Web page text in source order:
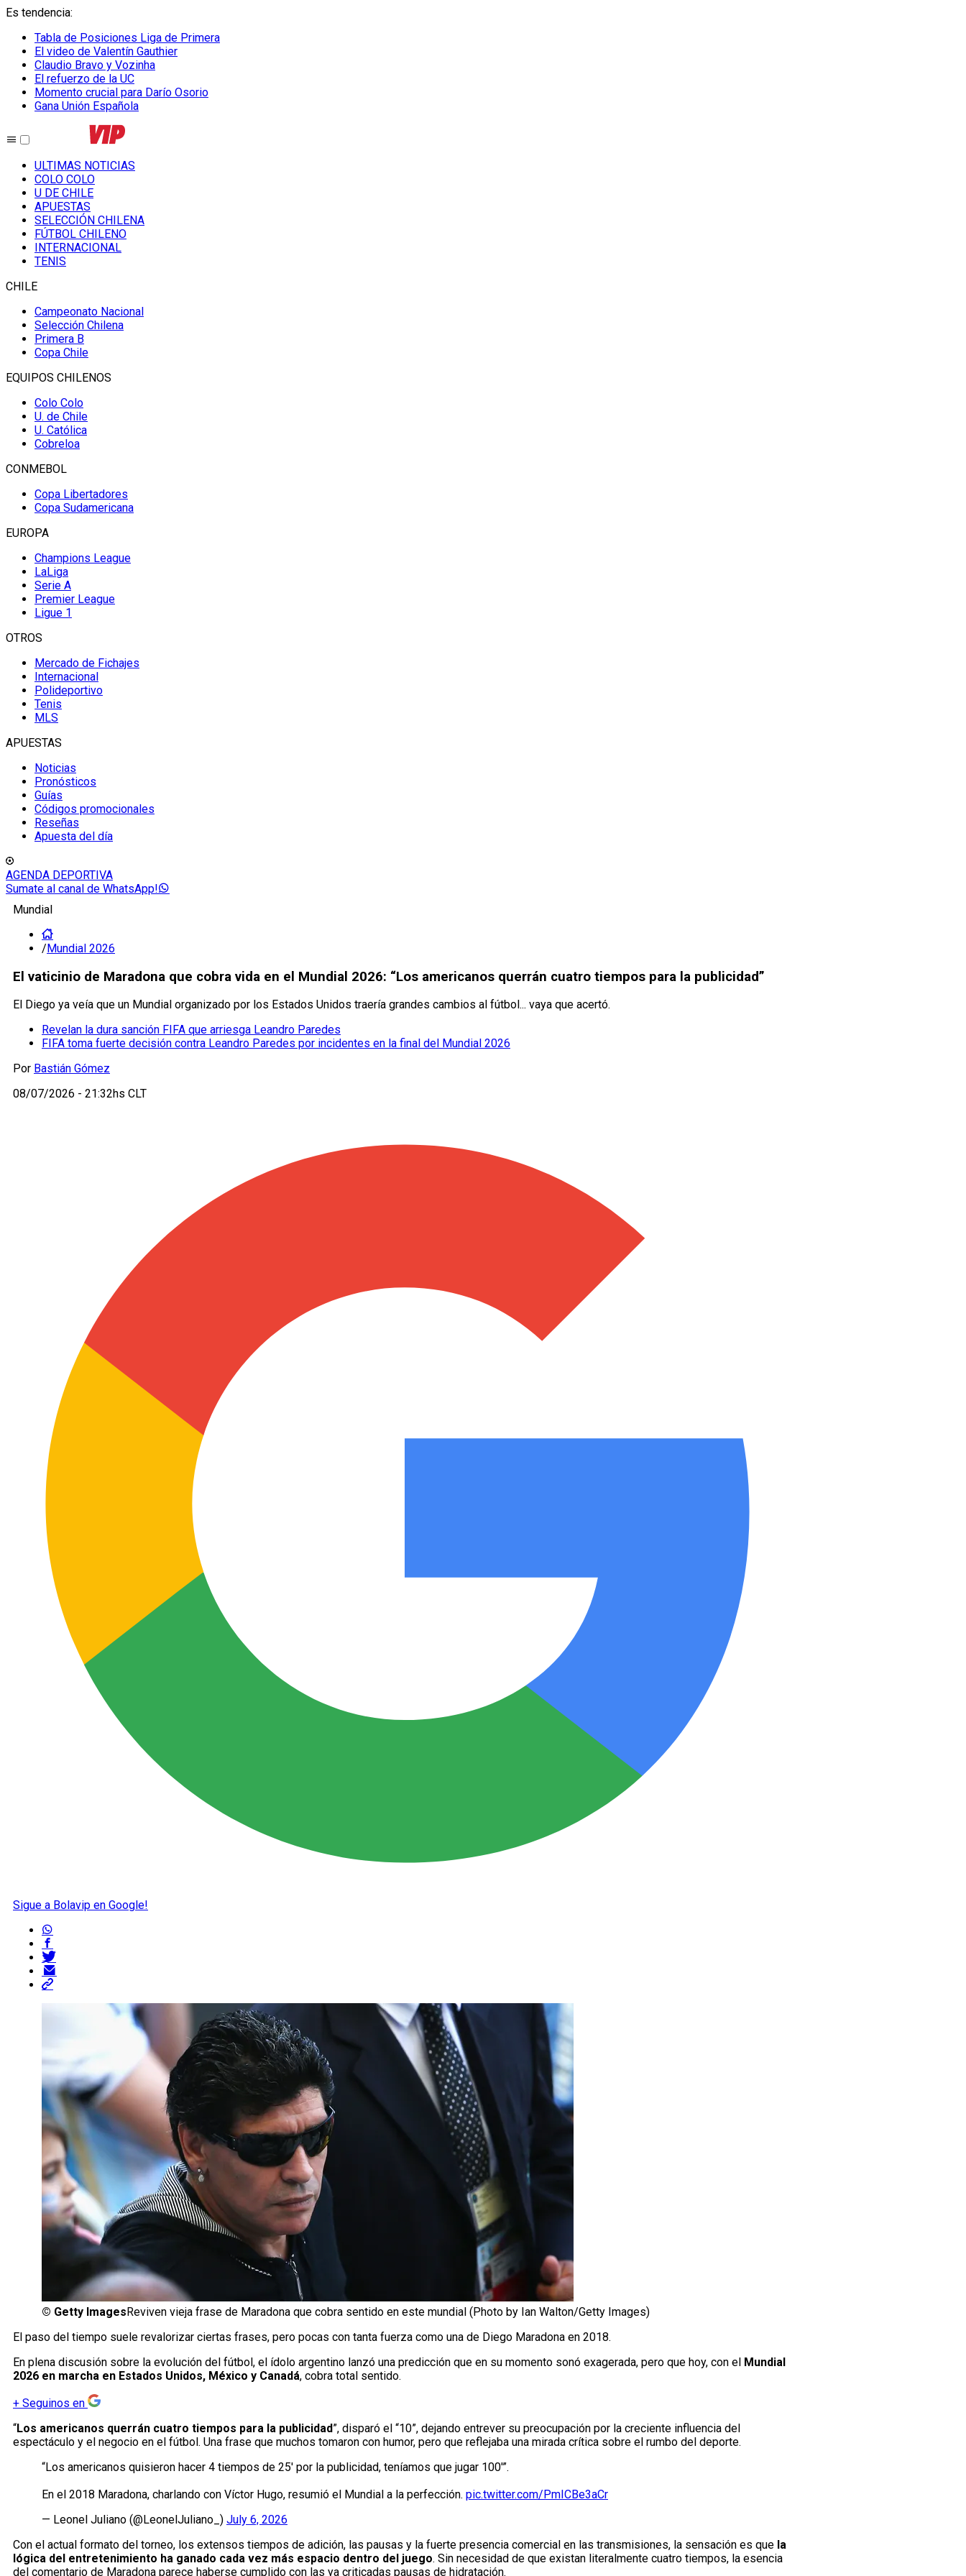
Es tendencia:
Tabla de Posiciones Liga de Primera
El video de Valentín Gauthier
Claudio Bravo y Vozinha
El refuerzo de la UC
Momento crucial para Darío Osorio
Gana Unión Española
ULTIMAS NOTICIAS
COLO COLO
U DE CHILE
APUESTAS
SELECCIÓN CHILENA
FÚTBOL CHILENO
INTERNACIONAL
TENIS
CHILE
Campeonato Nacional
Selección Chilena
Primera B
Copa Chile
EQUIPOS CHILENOS
Colo Colo
U. de Chile
U. Católica
Cobreloa
CONMEBOL
Copa Libertadores
Copa Sudamericana
EUROPA
Champions League
LaLiga
Serie A
Premier League
Ligue 1
OTROS
Mercado de Fichajes
Internacional
Polideportivo
Tenis
MLS
APUESTAS
Noticias
Pronósticos
Guías
Códigos promocionales
Reseñas
Apuesta del día
AGENDA DEPORTIVA
Sumate al canal de WhatsApp!
Mundial
/Mundial 2026
El vaticinio de Maradona que cobra vida en el Mundial 2026: “Los americanos querrán cuatro tiempos para la publicidad”
El Diego ya veía que un Mundial organizado por los Estados Unidos traería grandes cambios al fútbol... vaya que acertó.
Revelan la dura sanción FIFA que arriesga Leandro Paredes
FIFA toma fuerte decisión contra Leandro Paredes por incidentes en la final del Mundial 2026
Por Bastián Gómez
08/07/2026 - 21:32hs CLT
Sigue a Bolavip en Google!
© Getty Images Reviven vieja frase de Maradona que cobra sentido en este mundial (Photo by Ian Walton/Getty Images)
El paso del tiempo suele revalorizar ciertas frases, pero pocas con tanta fuerza como una de Diego Maradona en 2018.
En plena discusión sobre la evolución del fútbol, el ídolo argentino lanzó una predicción que en su momento sonó exagerada, pero que hoy, con el Mundial
2026 en marcha en Estados Unidos, México y Canadá, cobra total sentido.
+ Seguinos en
“Los americanos querrán cuatro tiempos para la publicidad”, disparó el “10”, dejando entrever su preocupación por la creciente influencia del
espectáculo y el negocio en el fútbol. Una frase que muchos tomaron con humor, pero que reflejaba una mirada crítica sobre el rumbo del deporte.
“Los americanos quisieron hacer 4 tiempos de 25' por la publicidad, teníamos que jugar 100'”.
En el 2018 Maradona, charlando con Víctor Hugo, resumió el Mundial a la perfección. pic.twitter.com/PmICBe3aCr
— Leonel Juliano (@LeonelJuliano_) July 6, 2026
Con el actual formato del torneo, los extensos tiempos de adición, las pausas y la fuerte presencia comercial en las transmisiones, la sensación es que la
lógica del entretenimiento ha ganado cada vez más espacio dentro del juego. Sin necesidad de que existan literalmente cuatro tiempos, la esencia
del comentario de Maradona parece haberse cumplido con las ya criticadas pausas de hidratación.